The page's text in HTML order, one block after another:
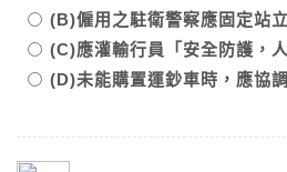
(B)僱用之駐衛警察應固定站
(C)應灌輸行員「安全防護，
(D)未能購置運鈔車時，應協